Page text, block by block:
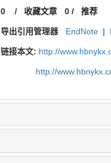
0 / 收藏文章 0/ 推荐
导出引用管理器 EndNote |
链接本文: http://
http://